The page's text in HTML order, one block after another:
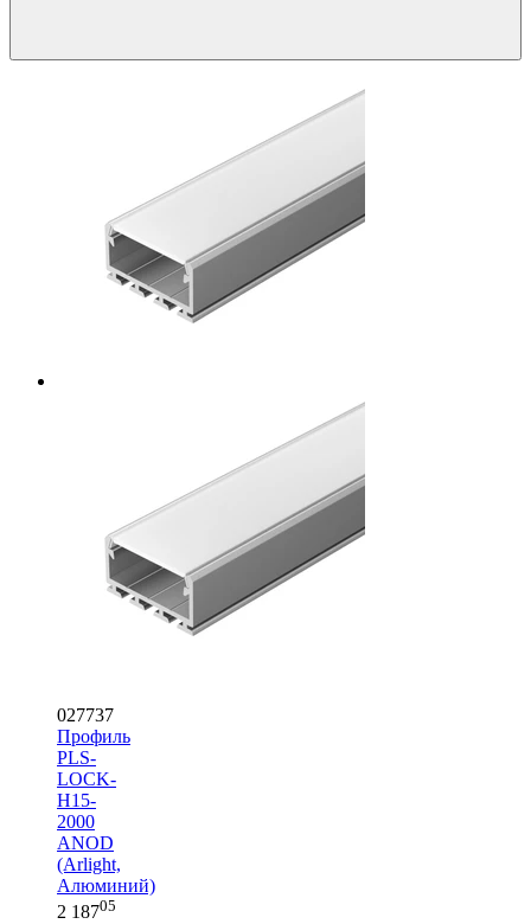
027737
Профиль
PLS-
LOCK-
H15-
2000
ANOD
(Arlight,
Алюминий)
2 18705